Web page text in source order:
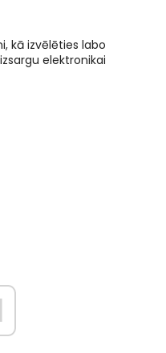
kā izvēlēties labo
elektronikai